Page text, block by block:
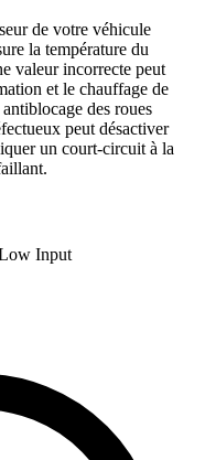
de votre véhicule
la température du
valeur incorrecte peut
et le chauffage de
des roues
peut désactiver
un court-circuit à la
Input